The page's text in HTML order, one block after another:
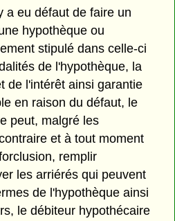
a eu défaut de faire un
hypothèque ou
stipulé dans celle-ci
de l'hypothèque, la
de l'intérêt ainsi garantie
en raison du défaut, le
peut, malgré les
et à tout moment
remplir
les arriérés qui peuvent
de l'hypothèque ainsi
le débiteur hypothécaire